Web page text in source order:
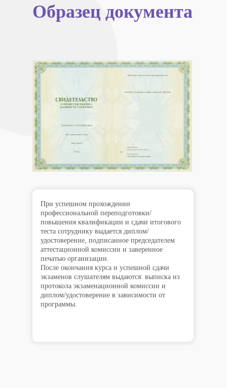
Образец документа
При успешном прохождении
профессиональной переподготовки/
повышения квалификации и сдачи итогового
теста сотруднику выдается диплом/
удостоверение, подписанное председателем
аттестационной комиссии и заверенное
печатью организации.
После окончания курса и успешной сдачи
экзаменов слушателям выдаются: выписка из
протокола экзаменационной комиссии и
диплом/удостоверение в зависимости от
программы.